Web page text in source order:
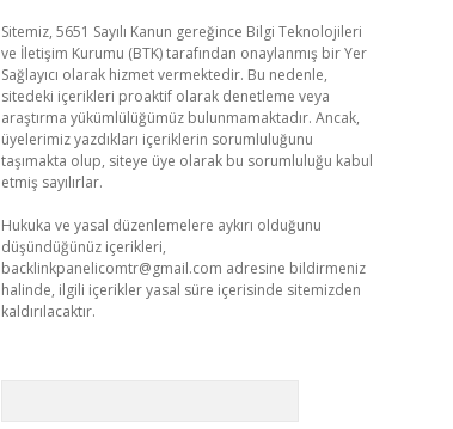
Sitemiz, 5651 Sayılı Kanun gereğince Bilgi Teknolojileri
ve İletişim Kurumu (BTK) tarafından onaylanmış bir Yer
Sağlayıcı olarak hizmet vermektedir. Bu nedenle,
sitedeki içerikleri proaktif olarak denetleme veya
araştırma yükümlülüğümüz bulunmamaktadır. Ancak,
üyelerimiz yazdıkları içeriklerin sorumluluğunu
taşımakta olup, siteye üye olarak bu sorumluluğu kabul
etmiş sayılırlar.
Hukuka ve yasal düzenlemelere aykırı olduğunu
düşündüğünüz içerikleri,
backlinkpanelicomtr@gmail.com adresine bildirmeniz
halinde, ilgili içerikler yasal süre içerisinde sitemizden
kaldırılacaktır.